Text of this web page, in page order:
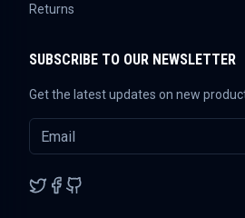
Returns
SUBSCRIBE TO OUR NEWSLETTER
Get the latest updates on new